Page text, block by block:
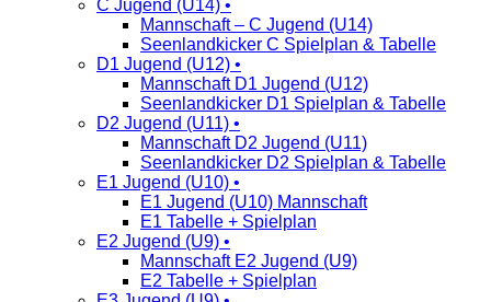
C Jugend (U14) •
Mannschaft – C Jugend (U14)
Seenlandkicker C Spielplan & Tabelle
D1 Jugend (U12) •
Mannschaft D1 Jugend (U12)
Seenlandkicker D1 Spielplan & Tabelle
D2 Jugend (U11) •
Mannschaft D2 Jugend (U11)
Seenlandkicker D2 Spielplan & Tabelle
E1 Jugend (U10) •
E1 Jugend (U10) Mannschaft
E1 Tabelle + Spielplan
E2 Jugend (U9) •
Mannschaft E2 Jugend (U9)
E2 Tabelle + Spielplan